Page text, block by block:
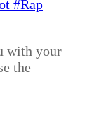
with your
the